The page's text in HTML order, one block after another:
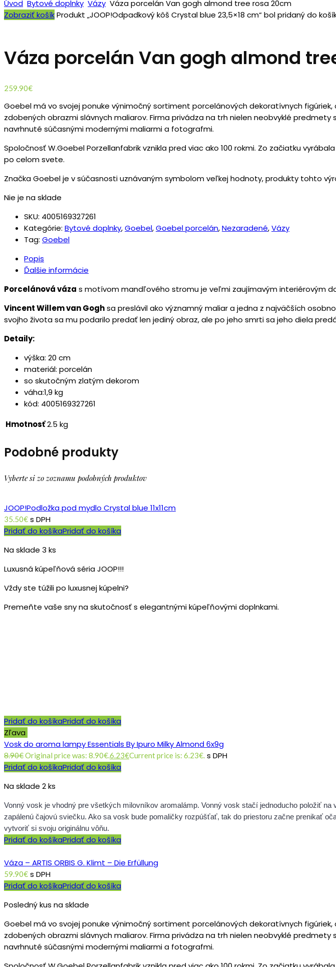
Úvod Bytové doplnky Vázy Váza porcelán Van gogh almond tree rosa 20cm
Zobraziť košíkProdukt „JOOP!Odpadkový kôš Crystal blue 23,5×18 cm“ bol pridaný do
Váza porcelán Van gogh almond
259.90€
Goebel má vo svojej ponuke výnimočný sortiment porcelánových dekoratívnych
zdobených obrazmi slávnych maliarov. Firma privádza na trh nielen neobvyklé
navrhnuté súčasnými modernými maliarmi a fotografmi.
Spoločnosť W.Goebel Porzellanfabrik vznikla pred viac ako 100 rokmi. Zo začiatku
po celom svete.
Značka Goebel je v súčasnosti uznávaným symbolom veľkej hodnoty, produkty tohto
Nie je na sklade
SKU: 4005169327261
Kategórie: Bytové doplnky,Goebel,Goebel porcelán,Nezaradené,Vázy
Tag: Goebel
Popis
Ďalšie informácie
Porcelánová váza s motívom mandľového stromu je veľmi zaujímavým interiérovým
Vincent Willem van Goghsa preslávil ako významný maliar a jedna z najväčších
svojho života sa mu podarilo predať len jediný obraz, ale po jeho smrti sa jeho diela
Detaily:
výška: 20 cm
materiál: porcelán
so skutočným zlatým dekorom
váha:1,9 kg
kód: 4005169327261
Hmotnosť2.5 kg
Podobné produkty
Vyberte si zo zoznamu podobných produktov
JOOP!Podložka pod mydlo Crystal blue 11x11cm
35.50€ s DPH
Pridať do košíkaPridať do košíka
Na sklade 3 ks
Luxusná kúpeľňová séria JOOP!!!
Vždy ste túžili po luxusnej kúpelni?
Premeňte vaše sny na skutočnosť s elegantnými kúpeľňovými doplnkami.
Pridať do košíkaPridať do košíka
Zľava
Vosk do aroma lampy Essentials By Ipuro Milky Almond 6x9g
8.90€Original price was: 8.90€.6.23€Current price is: 6.23€. s DPH
Pridať do košíkaPridať do košíka
Na sklade 2 ks
Vonný vosk je vhodný pre všetkých milovníkov aromalámp. Vonný vosk stačí jednoducho položiť
zapálenú čajovú sviečku. Ako sa vosk bude pomaličky rozpúšťať, tak do priestoru začne prenikať
vytvoriť si svoju originálnu vôňu.
Pridať do košíkaPridať do košíka
Váza – ARTIS ORBIS G. Klimt – Die Erfüllung
59.90€ s DPH
Pridať do košíkaPridať do košíka
Posledný kus na sklade
Goebel má vo svojej ponuke výnimočný sortiment porcelánových dekoratívnych
zdobených obrazmi slávnych maliarov. Firma privádza na trh nielen neobvyklé
navrhnuté súčasnými modernými maliarmi a fotografmi.